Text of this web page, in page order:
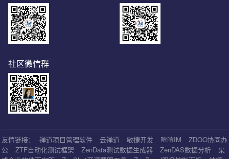
社区微信群
友情链接： 禅道项目管理软件 云禅道 敏捷开发 喧喧IM
ZDOO协同办
公
ZTF自动化测试框架 ZenData测试数据生成器 ZenDAS数据分析
渠